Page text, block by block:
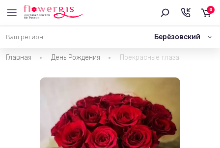
Ваш регион: Берёзовский
0
Главная День Рождения Прекрасные глаза